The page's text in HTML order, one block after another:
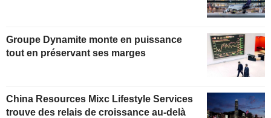
Groupe Dynamite monte en puissance
tout en préservant ses marges
China Resources Mixc Lifestyle Services
trouve des relais de croissance au-delà